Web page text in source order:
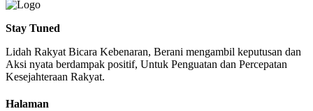
Stay Tuned
Lidah Rakyat Bicara Kebenaran, Berani mengambil keputusan dan
Aksi nyata berdampak positif, Untuk Penguatan dan Percepatan
Kesejahteraan Rakyat.
Halaman